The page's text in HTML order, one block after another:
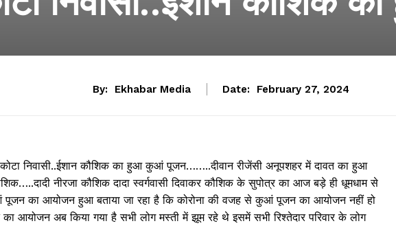
By: Ekhabar Media Date: February 27, 2024
निवासी..ईशान कौशिक का हुआ कुआं पूजन……..दीवान रीजेंसी अनूपशहर में दावत का हुआ
नीरजा कौशिक दादा स्वर्गवासी दिवाकर कौशिक के सुपोत्र का आज बड़े ही धूमधाम से
पूजन का आयोजन हुआ बताया जा रहा है कि कोरोना की वजह से कुआं पूजन का आयोजन नहीं हो
आयोजन अब किया गया है सभी लोग मस्ती में झूम रहे थे इसमें सभी रिश्तेदार परिवार के लोग